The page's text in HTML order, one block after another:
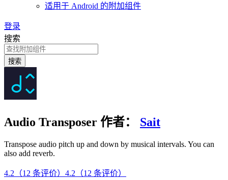
适用于 Android 的附加组件
登录
搜索
搜索
Audio Transposer 作者： Sait
Transpose audio pitch up and down by musical intervals. You can
also add reverb.
4.2（12 条评价） 4.2（12 条评价）